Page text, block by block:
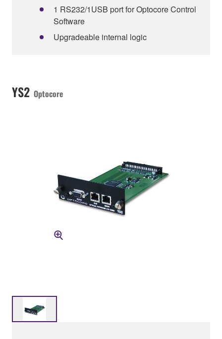
1 RS232/1USB port for Optocore Control
Software
Upgradeable internal logic
YS2 Optocore